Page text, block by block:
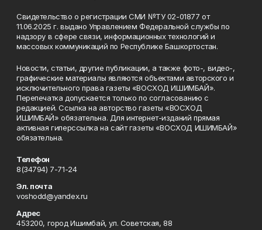
Свидетельство о регистрации СМИ №ТУ 02-01877 от
11.06.2025 г. выдано Управлением Федеральной службы по
надзору в сфере связи, информационных технологий и
массовых коммуникаций по Республике Башкортостан.
Новости, статьи, другие публикации, а также фото-, видео-,
графические материалы являются объектами авторского и
исключительного права газеты «ВОСХОД ИШИМБАЙ».
Перепечатка допускается только по согласованию с
редакцией. Ссылка на авторство газеты «ВОСХОД
ИШИМБАЙ» обязательна. Для интернет-изданий прямая
активная гиперссылка на сайт газеты «ВОСХОД ИШИМБАЙ»
обязательна.
Телефон
8(34794) 7-71-24
Эл. почта
voshodd@yandex.ru
Адрес
453200, город Ишимбай, ул. Советская, 88